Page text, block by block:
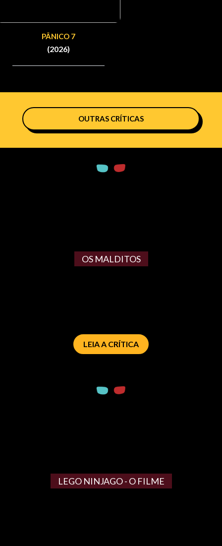
PÂNICO 7
(2026)
OUTRAS CRÍTICAS
OS MALDITOS
LEIA A CRÍTICA
LEGO NINJAGO - O FILME